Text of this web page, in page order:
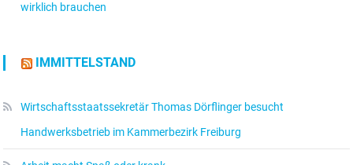
wirklich brauchen
IMMITTELSTAND
Wirtschaftsstaatssekretär Thomas Dörflinger besucht
Handwerksbetrieb im Kammerbezirk Freiburg